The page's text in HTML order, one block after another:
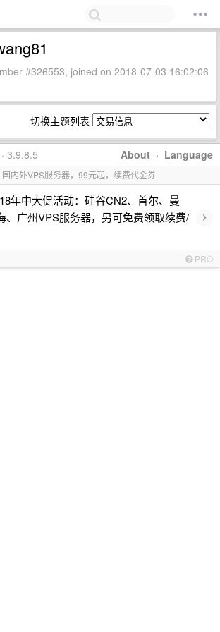
#326553, joined on 2018-07-03 16:02:06
切换主题列表
About · Language
3.9.8.5
内外VPS服务器，99元起，续费代金券
年中大促活动：硅谷CN2、首尔、曼
、广州VPS服务器，另可免费领取续费/
›
PRO